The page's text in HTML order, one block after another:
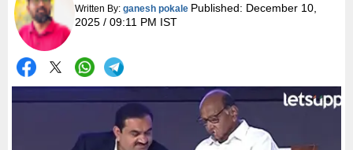
Written By: ganesh pokale Published: December 10,
2025 / 09:11 PM IST